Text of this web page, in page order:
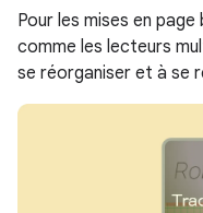
Pour les mises en
comme les lecteurs
se réorganiser et à se